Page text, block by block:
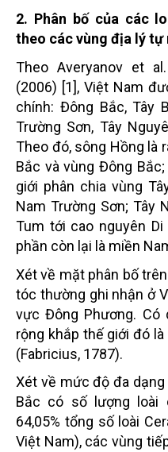
2. Phân bố của các
theo các vùng địa lý tự
Theo Averyanov et
(2006) [1], Việt Nam
chính: Đông Bắc, Tây
Trường Sơn, Tây
Theo đó, sông Hồng là
Bắc và vùng Đông
giới phân chia vùng
Nam Trường Sơn; Tây
Tum tới cao nguyên
phần còn lại là miền
Xét về mặt phân bố
tóc thường ghi nhận ở
vực Đông Phương. Có
rộng khắp thế giới đó
(Fabricius, 1787).
Xét về mức độ đa
Bắc có số lượng loài
64,05% tổng số loài
Việt Nam), các vùng